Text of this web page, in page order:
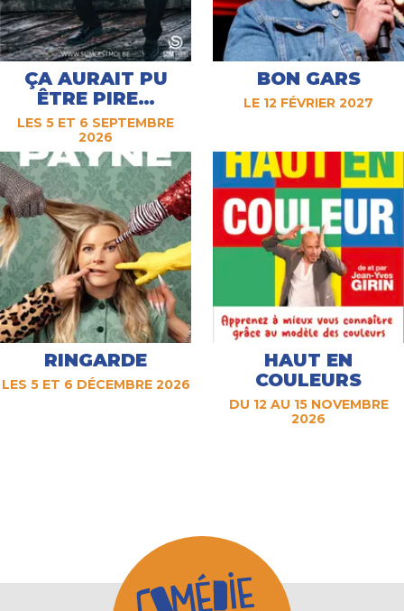
ÇA AURAIT PU
ÊTRE PIRE…
LES 5 ET 6 SEPTEMBRE
2026
BON GARS
LE 12 FÉVRIER 2027
RINGARDE
LES 5 ET 6 DÉCEMBRE 2026
HAUT EN
COULEURS
DU 12 AU 15 NOVEMBRE
2026